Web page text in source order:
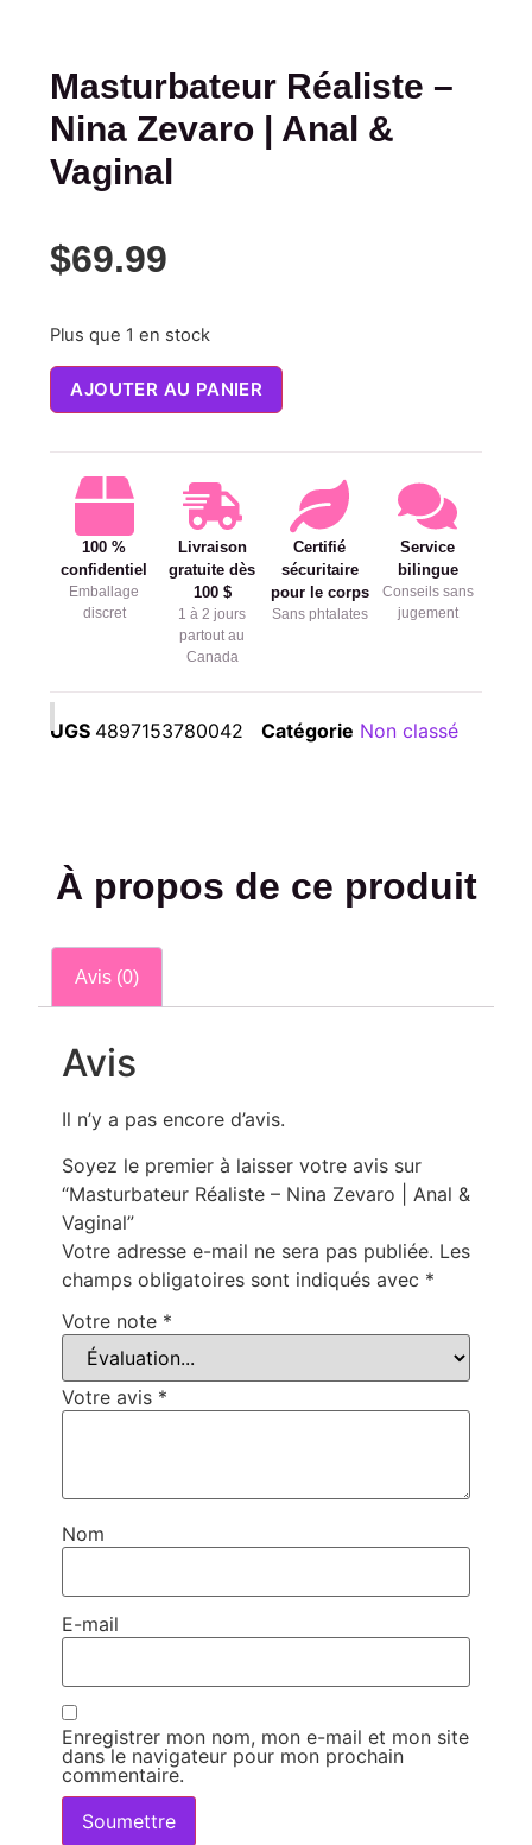
Masturbateur Réaliste –
Nina Zevaro | Anal &
Vaginal
$69.99
Plus que 1 en stock
AJOUTER AU PANIER
100 %
confidentiel
Emballage
discret
Livraison
gratuite dès
100 $
1 à 2 jours
partout au
Canada
Certifié
sécuritaire
pour le corps
Sans phtalates
Service
bilingue
Conseils sans
jugement
UGS 4897153780042 Catégorie Non classé
À propos de ce produit
Avis (0)
Avis
Il n’y a pas encore d’avis.
Soyez le premier à laisser votre avis sur
“Masturbateur Réaliste – Nina Zevaro | Anal &
Vaginal”
Votre adresse e-mail ne sera pas publiée. Les
champs obligatoires sont indiqués avec *
Votre note *
Votre avis *
Nom
E-mail
Enregistrer mon nom, mon e-mail et mon site
dans le navigateur pour mon prochain
commentaire.